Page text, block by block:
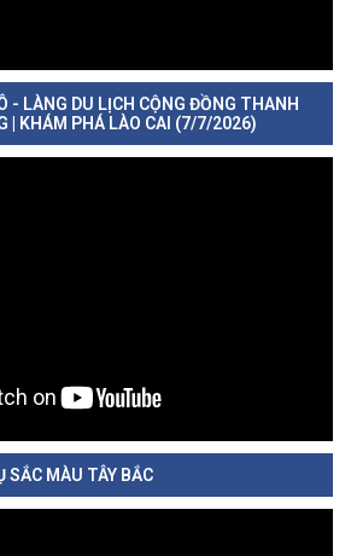
- LÀNG DU LỊCH CỘNG ĐỒNG THANH
| KHÁM PHÁ LÀO CAI (7/7/2026)
SẮC MÀU TÂY BẮC